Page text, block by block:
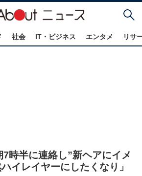
社会 IT・ビジネス エンタメ リサ
時半に連絡し”新ヘアにイメ
イレイヤーにしたくなり」